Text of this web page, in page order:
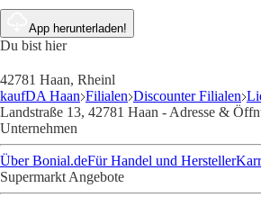
App herunterladen!
Du bist hier
42781 Haan, Rheinl
kaufDA Haan Filialen Discounter Filialen
Landstraße 13, 42781 Haan - Adresse &
Unternehmen
Über Bonial.deFür Handel und Hersteller
Supermarkt Angebote